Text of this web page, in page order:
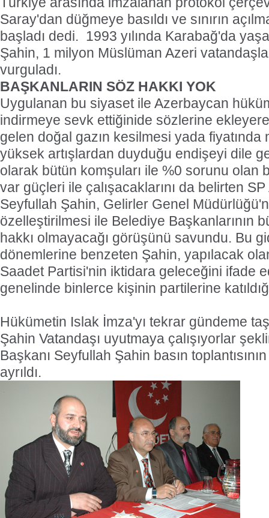
Saray'dan düğmeye basıldı ve sınırın
başladı dedi. 1993 yılında Karabağ'da
Şahin, 1 milyon Müslüman Azeri
vurguladı.
BAŞKANLARIN SÖZ HAKKI YOK
Uygulanan bu siyaset ile Azerbaycan
indirmeye sevk ettiğinide sözlerine
gelen doğal gazın kesilmesi yada
yüksek artışlardan duyduğu endişeyi dile
olarak bütün komşuları ile %0 sorunu olan
var güçleri ile çalışacaklarını da belirten
Seyfullah Şahin, Gelirler Genel
özelleştirilmesi ile Belediye Başkanlarının
hakkı olmayacağı görüşünü savundu. Bu
dönemlerine benzeten Şahin, yapılacak
Saadet Partisi'nin iktidara geleceğini ifade
genelinde binlerce kişinin partilerine
Hükümetin Islak İmza'yı tekrar gündeme
Şahin Vatandaşı uyutmaya çalışıyorlar
Başkanı Seyfullah Şahin basın
ayrıldı.